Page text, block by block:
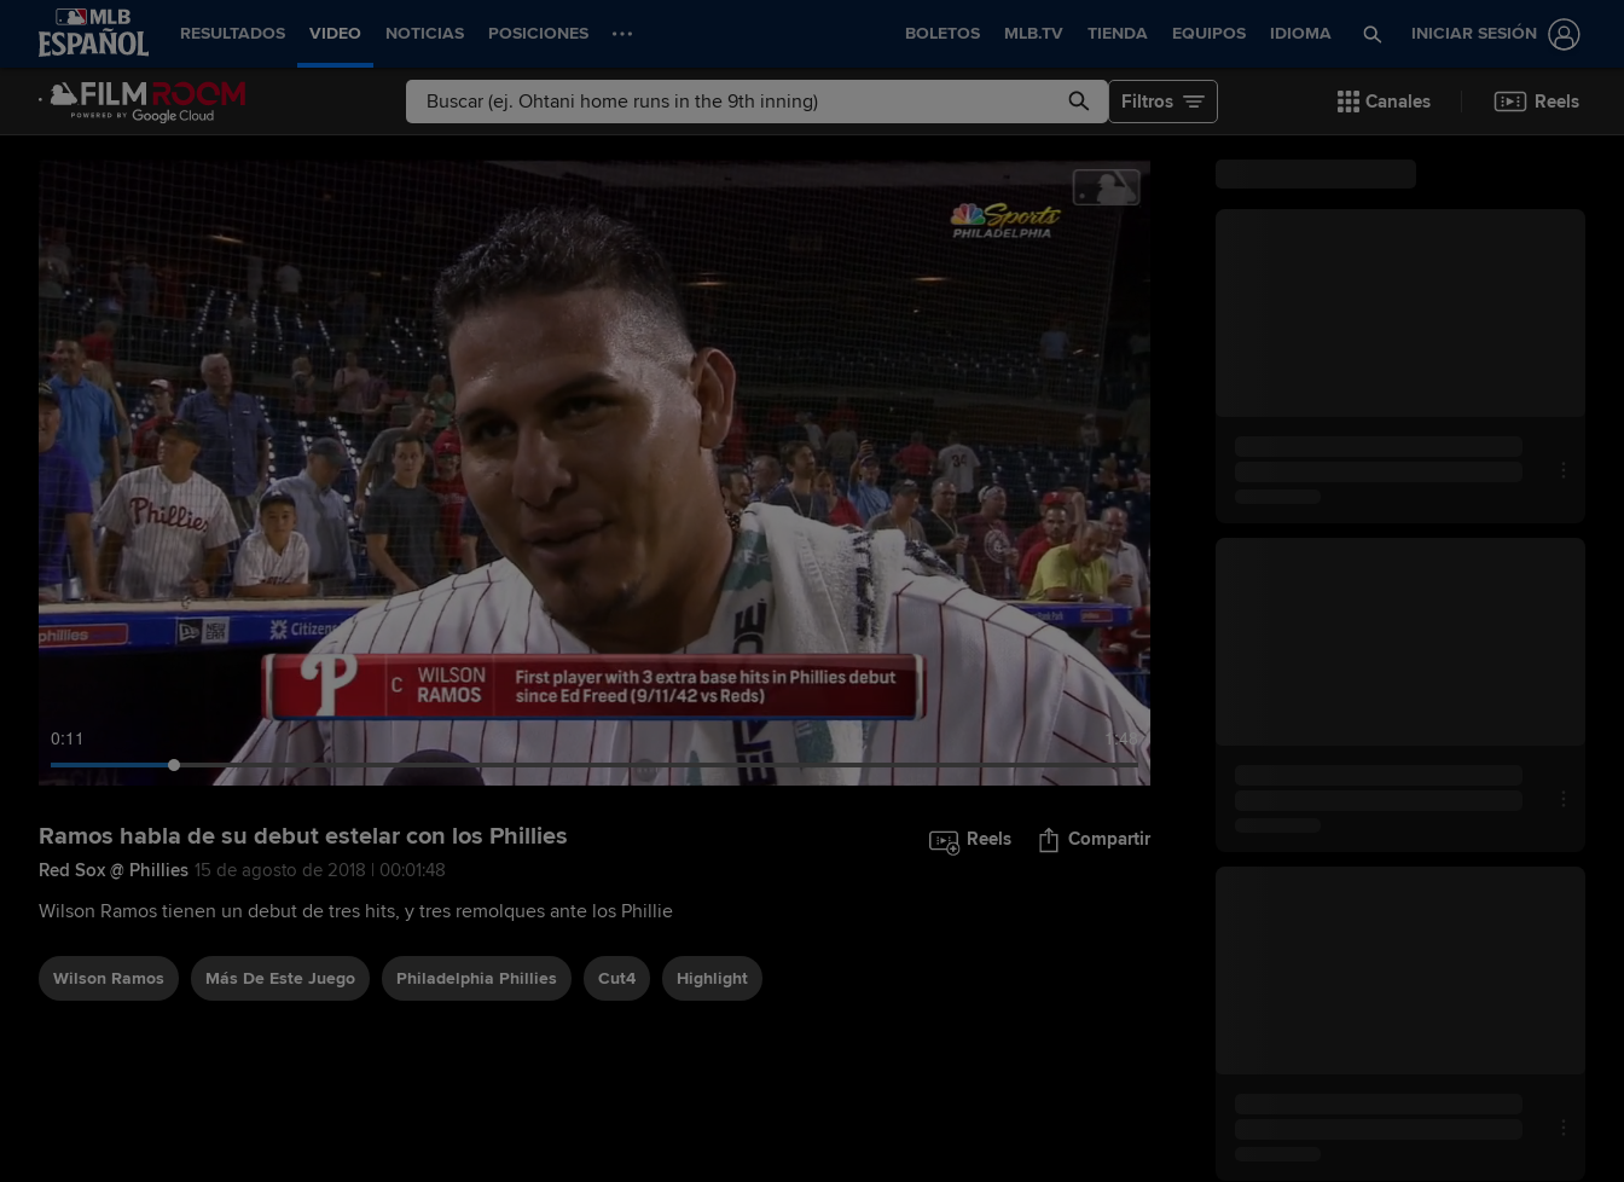
RESULTADOS VIDEO NOTICIAS POSICIONES BOLETOS MLB.TV TIENDA EQUIPOS IDIOMA INICIAR SESIÓN
Filtros Canales Reels
0:13 1:48
Ramos habla de su debut estelar con los Phillies
Red Sox @ Phillies 15 de agosto de 2018 | 00:01:48
Reels Compartir
Wilson Ramos tienen un debut de tres hits, y tres remolques ante los Phillie
Wilson Ramos Más De Este Juego Philadelphia Phillies Cut4 Highlight